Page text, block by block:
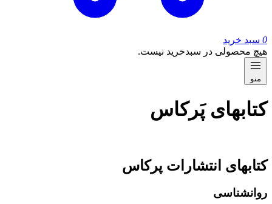
0 سبد خرید
هیچ محصولی در سبدخرید نیست.
منو
کتاب‎های پَرکاس
کتاب‎های انتشارات پرکاس
روان‎شناسی